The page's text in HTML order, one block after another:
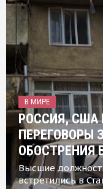
В МИРЕ
РОССИЯ, США
ПЕРЕГОВОРЫ
ОБОСТРЕНИЯ
Высшие
встретились в